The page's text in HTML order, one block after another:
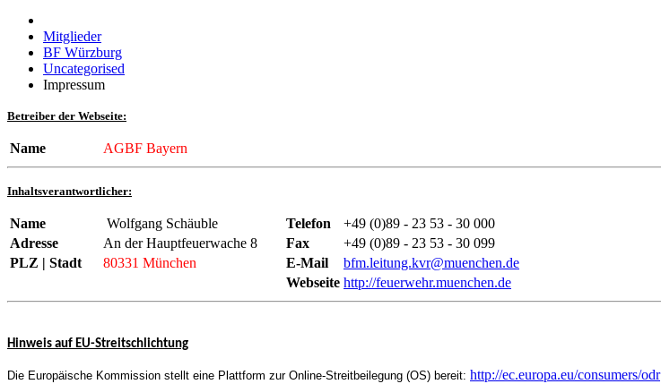
Mitglieder
BF Würzburg
Uncategorised
Impressum
Betreiber der Webseite:
Name AGBF Bayern
Inhaltsverantwortlicher:
Name Wolfgang Schäuble Telefon
+49 (0)89 - 23 53 - 30 000
Adresse
An der Hauptfeuerwache 8 Fax
+49 (0)89 - 23 53 - 30 099
PLZ | Stadt
80331 München E-Mail
bfm.leitung.kvr@muenchen.de
Webseite http://feuerwehr.muenchen.de
Hinweis auf EU-Streitschlichtung
Die Europäische Kommission stellt eine Plattform zur Online-Streitbeilegung (OS) bereit: http://ec.europa.eu/consumers/odr